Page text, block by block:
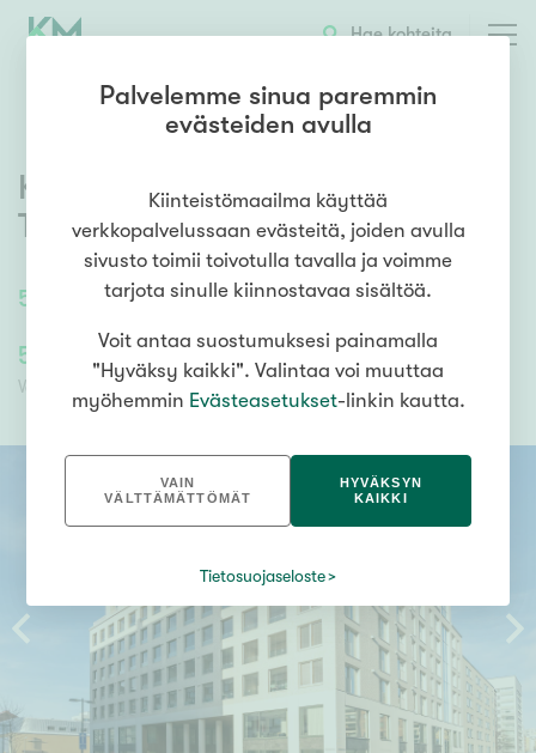
Hae kohteita
59,5 /59,5m² 3h+kt
Kyttälänkatu 7 A 28,Keskusta
Tampere
505 000,00 €
Velaton hinta
202 000,00 €
Palvelemme sinua paremmin
evästeiden avulla
Kiinteistömaailma käyttää
verkkopalvelussaan evästeitä, joiden avulla
sivusto toimii toivotulla tavalla ja voimme
tarjota sinulle kiinnostavaa sisältöä.
Voit antaa suostumuksesi painamalla
"Hyväksy kaikki". Valintaa voi muuttaa
myöhemmin Evästeasetukset-linkin kautta.
VAIN
VÄLTTÄMÄTTÖMÄT
HYVÄKSYN
KAIKKI
Tietosuojaseloste